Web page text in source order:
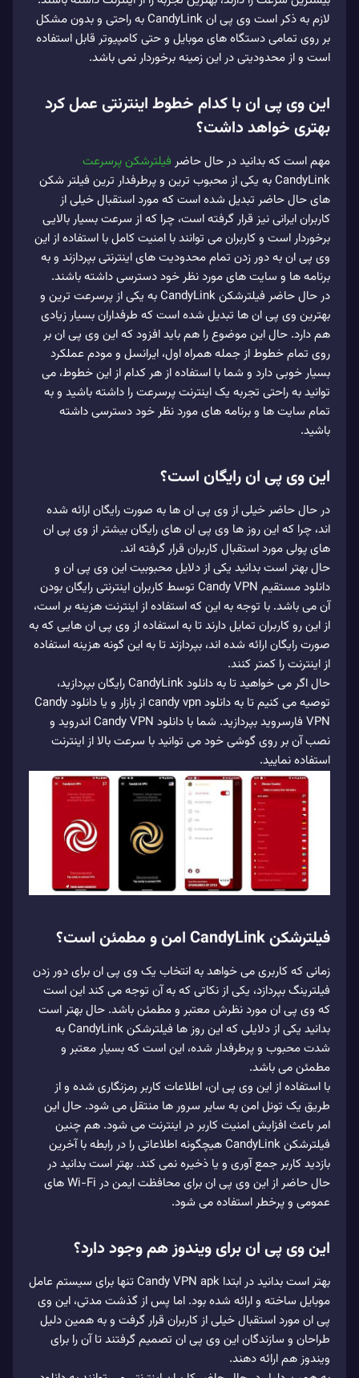
لازم به ذکر است وی پی ان CandyLink به راحتی و بدون مشکل
بر روی تمامی دستگاه‌ های موبایل و حتی کامپیوتر قابل استفاده
است و از محدودیتی در این زمینه برخوردار نمی باشد.
این وی پی ان با کدام خطوط اینترنتی عمل کرد
بهتری خواهد داشت؟
مهم است که بدانید در حال حاضر فیلترشکن پرسرعت
CandyLink به یکی از محبوب ترین و پرطرفدار ترین فیلتر شکن
های حال حاضر تبدیل شده است که مورد استقبال خیلی از
کاربران ایرانی نیز قرار گرفته است، چرا که از سرعت بسیار بالایی
برخوردار است و کاربران می توانند با امنیت کامل با استفاده از این
وی پی ان به دور زدن تمام محدودیت های اینترنتی بپردازند و به
برنامه ها و سایت های مورد نظر خود دسترسی داشته باشند.
در حال حاضر فیلترشکن CandyLink به یکی از پرسرعت ترین و
بهترین وی پی ان ها تبدیل شده است که طرفداران بسیار زیادی
هم دارد. حال این موضوع را هم باید افزود که این وی پی ان بر
روی تمام خطوط از جمله همراه اول، ایرانسل و مودم عملکرد
بسیار خوبی دارد و شما با استفاده از هر کدام از این خطوط، می
توانید به راحتی تجربه یک اینترنت پرسرعت را داشته باشید و به
تمام سایت ها و برنامه های مورد نظر خود دسترسی داشته
باشید.
این وی پی ان رایگان است؟
در حال حاضر خیلی از وی‌ پی‌ ان‌ ها به صورت رایگان ارائه شده
اند، چرا که این روز ها وی پی ان‌ های رایگان بیشتر از وی پی ان‌
های پولی مورد استقبال کاربران قرار گرفته اند.
حال بهتر است بدانید یکی از دلایل محبوبیت این وی پی ان و
دانلود مستقیم Candy VPN توسط کاربران اینترنتی رایگان بودن
آن می‌ باشد. با توجه به این که استفاده از اینترنت هزینه بر است،
از این رو کاربران تمایل دارند تا به استفاده از وی پی ان‌ هایی که به
صورت رایگان ارائه شده‌ اند، بپردازند تا به این گونه هزینه استفاده
از اینترنت را کمتر کنند.
حال اگر می خواهید تا به دانلود CandyLink رایگان بپردازید،
توصیه می‌ کنیم تا به دانلود candy vpn از بازار و یا دانلود Candy
VPN فارسروید بپردازید. شما با دانلود Candy VPN اندروید و
نصب آن بر روی گوشی خود می توانید با سرعت بالا از اینترنت
استفاده نمایید.
فیلترشکن CandyLink امن و مطمئن است؟
زمانی که کاربری می خواهد به انتخاب یک وی پی ان برای دور زدن
فیلترینگ بپردازد، یکی از نکاتی که به آن توجه می‌ کند این است
که وی پی ان مورد نظرش معتبر و مطمئن باشد. حال بهتر است
بدانید یکی از دلایلی که این روز ها فیلترشکن CandyLink به
شدت محبوب و پرطرفدار شده، این است که بسیار معتبر و
مطمئن می باشد.
با استفاده از این وی پی ان، اطلاعات کاربر رمزنگاری شده و از
طریق یک تونل امن به سایر سرور ها منتقل می‌ شود. حال این
امر باعث افزایش امنیت کاربر در اینترنت می‌ شود. هم چنین
فیلترشکن CandyLink هیچگونه اطلاعاتی را در رابطه با آخرین
بازدید کاربر جمع آوری و یا ذخیره نمی کند. بهتر است بدانید در
حال حاضر از این وی پی ان برای محافظت ایمن در Wi-Fi های
عمومی و پرخطر استفاده می شود.
این وی پی ان برای ویندوز هم وجود دارد؟
بهتر است بدانید در ابتدا Candy VPN apk تنها برای سیستم عامل
موبایل ساخته و ارائه شده بود. اما پس از گذشت مدتی، این وی
پی ان مورد استقبال خیلی از کاربران قرار گرفت و به همین دلیل
طراحان و سازندگان این وی پی ان تصمیم گرفتند تا آن را برای
ویندوز هم ارائه دهند.